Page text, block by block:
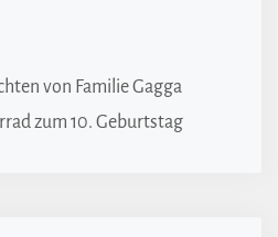
von Familie Gagga
zum 10. Geburtstag